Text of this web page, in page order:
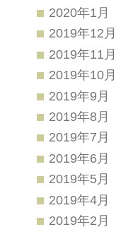
2020年1月
2019年12月
2019年11月
2019年10月
2019年9月
2019年8月
2019年7月
2019年6月
2019年5月
2019年4月
2019年2月